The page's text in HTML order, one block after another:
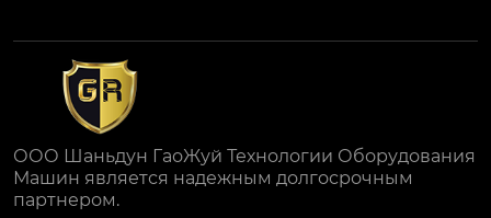
ООО Шаньдун ГаоЖуй Технологии Оборудования
Машин является надежным долгосрочным
партнером.